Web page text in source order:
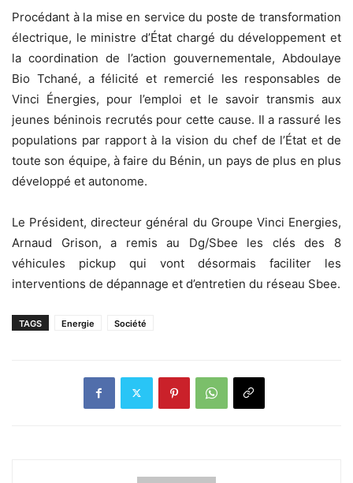
Procédant à la mise en service du poste de transformation
électrique, le ministre d’État chargé du développement et
la coordination de l’action gouvernementale, Abdoulaye
Bio Tchané, a félicité et remercié les responsables de
Vinci Énergies, pour l’emploi et le savoir transmis aux
jeunes béninois recrutés pour cette cause. Il a rassuré les
populations par rapport à la vision du chef de l’État et de
toute son équipe, à faire du Bénin, un pays de plus en plus
développé et autonome.
Le Président, directeur général du Groupe Vinci Energies,
Arnaud Grison, a remis au Dg/Sbee les clés des 8
véhicules pickup qui vont désormais faciliter les
interventions de dépannage et d’entretien du réseau Sbee.
TAGS Energie Société